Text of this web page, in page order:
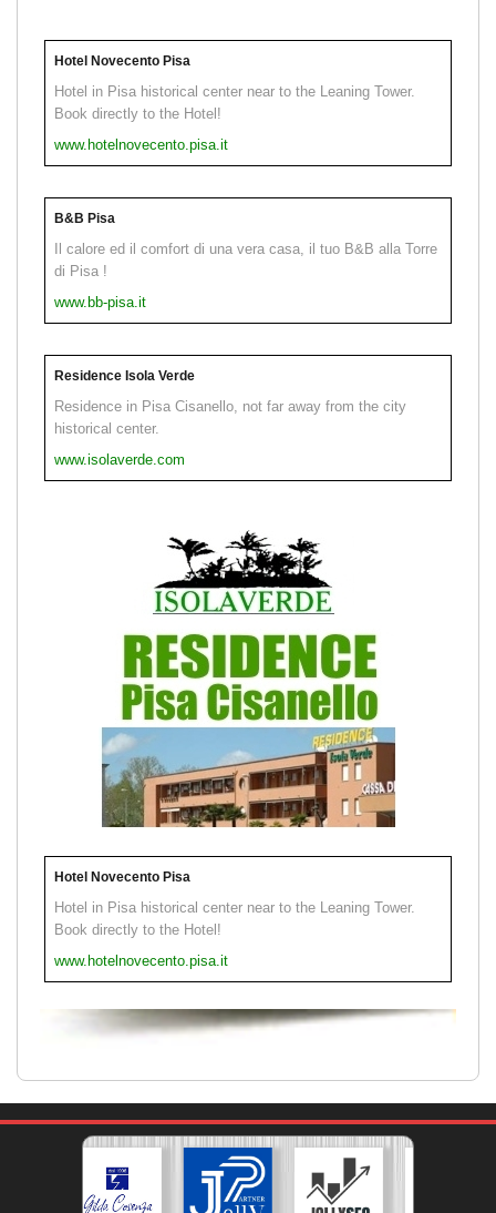
Hotel Novecento Pisa
Hotel in Pisa historical center near to the Leaning Tower.
Book directly to the Hotel!
www.hotelnovecento.pisa.it
B&B Pisa
Il calore ed il comfort di una vera casa, il tuo B&B alla Torre
di Pisa !
www.bb-pisa.it
Residence Isola Verde
Residence in Pisa Cisanello, not far away from the city
historical center.
www.isolaverde.com
Hotel Novecento Pisa
Hotel in Pisa historical center near to the Leaning Tower.
Book directly to the Hotel!
www.hotelnovecento.pisa.it